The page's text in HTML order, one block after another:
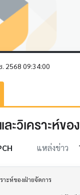
2568 09:34:00
ะวิเคราะห์ข
แหล่งข่าว
ราะห์ของฝ่ายจัดการ